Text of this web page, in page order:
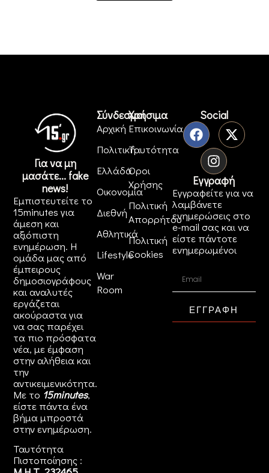
Για να μη
μασάτε... fake
news!
Εμπιστευτείτε το
15minutes για
άμεση και
αξιόπιστη
ενημέρωση. Η
ομάδα μας από
έμπειρους
δημοσιογράφους
και αναλυτές
εργάζεται
ακούραστα για
να σας παρέχει
τα πιο πρόσφατα
νέα, με έμφαση
στην αλήθεια και
την
αντικειμενικότητα.
Με το 15minutes,
είστε πάντα ένα
βήμα μπροστά
στηνενημέρωση.
Ταυτότητα
Πιστοποίησης :
Σύνδεσμοι
Αρχική
Πολιτική
Ελλάδα
Οικονομία
Διεθνή
Αθλητικά
Lifestyle
War
Room
Χρήσιμα
Επικοινωνία
Ταυτότητα
Όροι
Χρήσης
Πολιτική
Απορρήτου
Πολιτική
Cookies
Social
Εγγραφή
Εγγραφείτε για να
λαμβάνετε
ενημερώσεις στο
e-mail σας και να
είστε πάντοτε
ενημερωμένοι
ΕΓΓΡΑΦΗ